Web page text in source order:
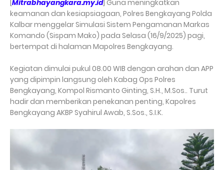
Mitrabhayangkara.my.id] Guna meningkatkan
keamanan dan kesiapsiagaan, Polres Bengkayang Polda
Kalbar menggelar Simulasi Sistem Pengamanan Markas
Komando (Sispam Mako) pada Selasa (16/9/2025) pagi,
bertempat di halaman Mapolres Bengkayang.
Kegiatan dimulai pukul 08.00 WIB dengan arahan dan APP
yang dipimpin langsung oleh Kabag Ops Polres
Bengkayang, Kompol Rismanto Ginting, S.H., M.Sos.. Turut
hadir dan memberikan penekanan penting, Kapolres
Bengkayang AKBP Syahirul Awab, S.Sos., S.I.K.